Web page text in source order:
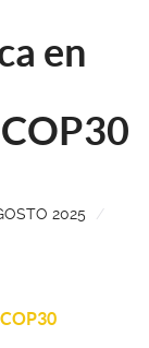
en
2025